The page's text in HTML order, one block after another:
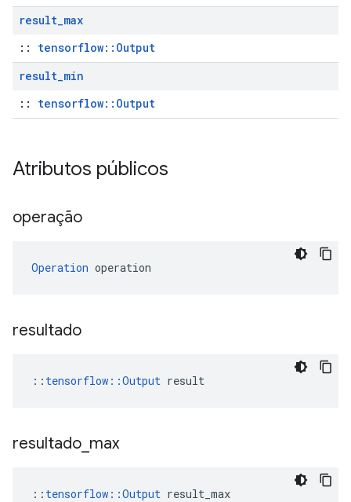
result_max
:: tensorflow::Output
result_min
:: tensorflow::Output
Atributos públicos
operação
Operation operation
resultado
:: tensorflow::Output result
resultado max
:: tensorflow::Output result_max